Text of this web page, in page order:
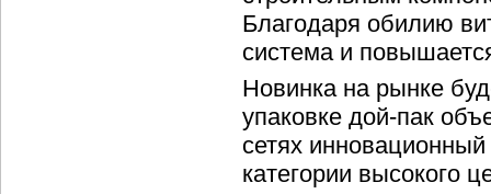
Благодаря обилию
система и
Новинка на рынке
упаковке дой-пак
сетях
категории высокого